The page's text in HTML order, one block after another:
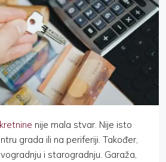
nije mala stvar. Nije isto
grada ili na periferiji. Također,
i starogradnju. Garaža,